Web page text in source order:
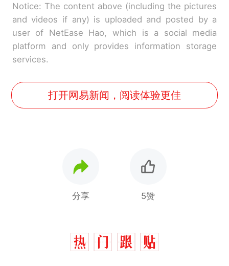
Notice: The content above (including the pictures
and videos if any) is uploaded and posted by a
user of NetEase Hao, which is a social media
platform and only provides information storage
services.
打开网易新闻，阅读体验更佳
分享 5赞